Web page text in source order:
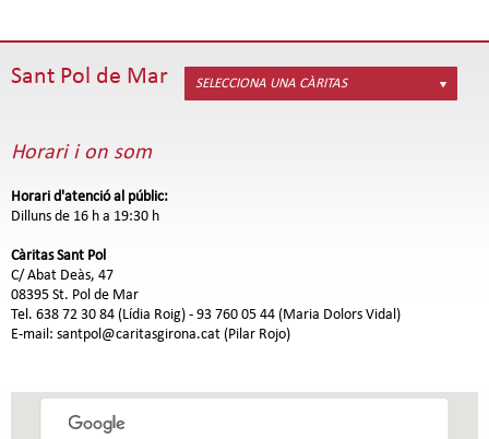
Sant Pol de Mar SELECCIONA UNA CÀRITAS
Horari i on som
Horari d'atenció al públic:
Dilluns de 16 h a 19:30 h
Càritas Sant Pol
C/ Abat Deàs, 47
08395 St. Pol de Mar
Tel. 638 72 30 84 (Lídia Roig) - 93 760 05 44 (Maria Dolors Vidal)
E-mail: santpol@caritasgirona.cat (Pilar Rojo)